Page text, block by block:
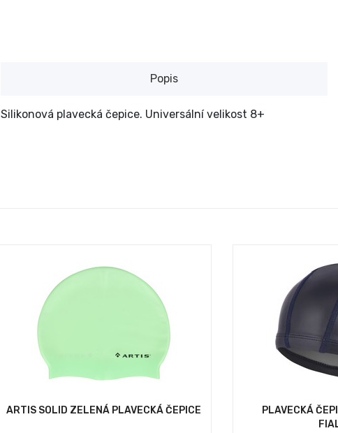
Popis
Silikonová plavecká čepice. Universální velikost 8+
ARTIS SOLID ZELENÁ PLAVECKÁ ČEPICE
PLAVECKÁ